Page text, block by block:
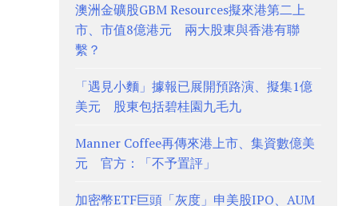
澳洲金礦股GBM Resources擬來港第二上
市、市值8億港元 兩大股東與香港有聯
繫？
「遇見小麵」據報已展開預路演、擬集1億
美元 股東包括碧桂園九毛九
Manner Coffee再傳來港上市、集資數億美
元 官方：「不予置評」
加密幣ETF巨頭「灰度」申美股IPO、AUM